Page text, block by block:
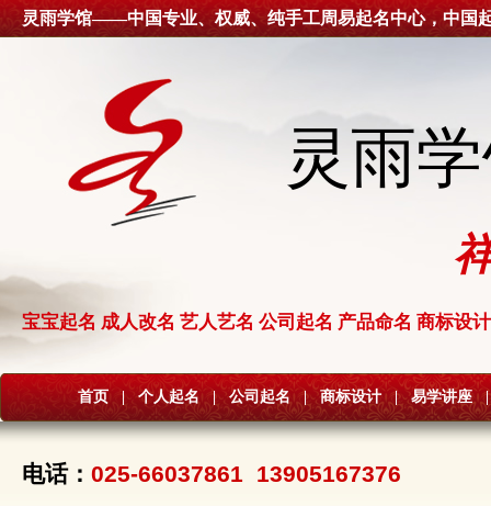
灵雨学馆——中国专业、权威、纯手工周易起名中心，中国
灵雨
宝宝起名 成人改名 艺人艺名 公司起名 产品命名 商标设计
首页 | 个人起名 | 公司起名 | 商标设计 | 易学讲座 |
电话： 025-66037861 13905167376